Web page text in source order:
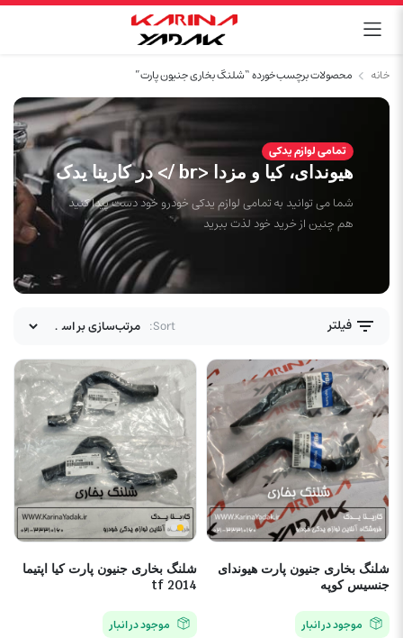
خانه محصولات برچسب خورده “شلنگ بخاری جنیون پارت”
تمامی لوازم یدکی
هیوندای، کیا و مزدا <br /> در کارینا یدک
شما می توانید به تمامی لوازم یدکی خودرو خود دست پیدا کنید
هم چنین از خرید خود لذت ببرید
فیلتر Sort:
شلنگ بخاری جنیون پارت هیوندای
جنسیس کوپه
موجود در انبار
شلنگ بخاری جنیون پارت کیا اپتیما
tf 2014
موجود در انبار